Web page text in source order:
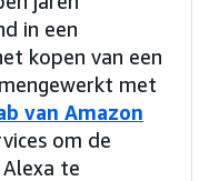
in een
kopen van een
met
van Amazon
om de
te